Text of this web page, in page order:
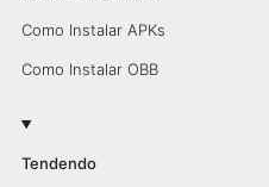
Como Instalar APKs
Como Instalar OBB
Tendendo